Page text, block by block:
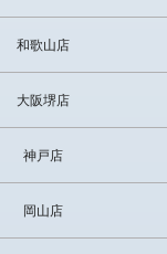
和歌山店
大阪堺店
神戸店
岡山店